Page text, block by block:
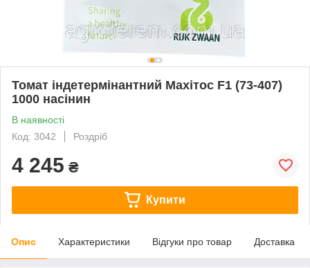
Томат індетермінантний Махітос F1 (73-407)
1000 насінин
В наявності
Код: 3042
Роздріб
4 245 ₴
Купити
Опис Характеристики Відгуки про товар Доставка